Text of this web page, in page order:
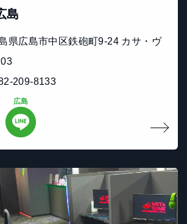
島
県広島市中区鉄砲町9-24 カサ・ヴ
209-8133
広島